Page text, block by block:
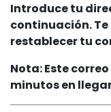
Introduce tu
continuación.
restablecer tu
Nota: Este
minutos en